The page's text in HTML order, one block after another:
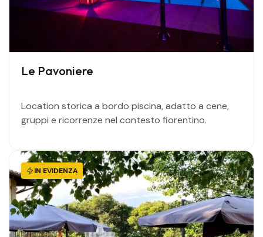
Le Pavoniere
Location storica a bordo piscina, adatto a cene,
gruppi e ricorrenze nel contesto fiorentino.
IN EVIDENZA